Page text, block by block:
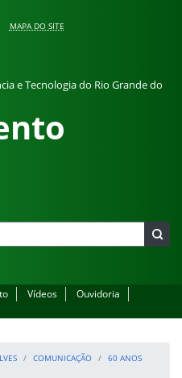
MAPA DO SITE
e Tecnologia do Rio Grande do
Vídeos
Ouvidoria
COMUNICAÇÃO
60 ANOS